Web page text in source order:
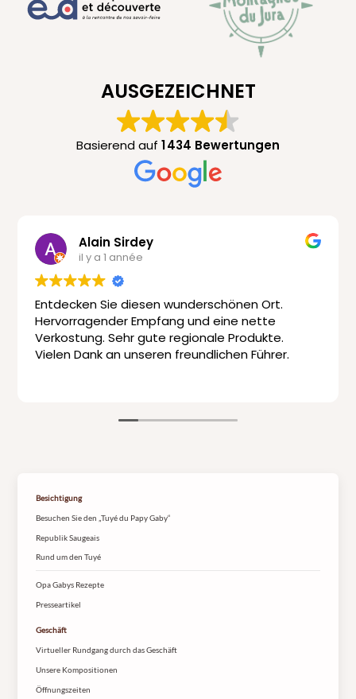
AUSGEZEICHNET
Basierend auf 1 434 Bewertungen
Alain Sirdey
il y a 1 année
Sie diesen wunderschönen Ort.
Empfang und eine nette
Sehr gute regionale Produkte.
Dank an unseren freundlichen Führer.
Besichtigung
Besuchen Sie den „Tuyé du Papy Gaby“
Republik Saugeais
Rund um den Tuyé
Opa Gabys Rezepte
Presseartikel
Geschäft
Virtueller Rundgang durch das Geschäft
Unsere Kompositionen
Öffnungszeiten